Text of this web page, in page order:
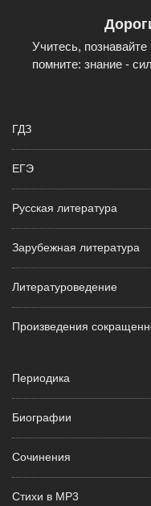
Учитесь,
помните: знание -
ГДЗ
ЕГЭ
Русская литература
Зарубежная литература
Литературоведение
Произведения
Периодика
Биографии
Сочинения
Стихи в MP3